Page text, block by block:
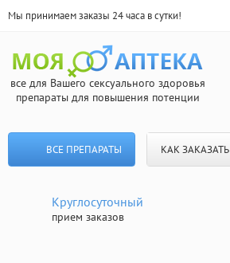
Мы принимаем заказы 24 часа в сутки!
все для Вашего сексуального здоровья
препараты для повышения потенции
ВСЕ ПРЕПАРАТЫ КАК ЗАКАЗАТЬ
Круглосуточный
прием заказов